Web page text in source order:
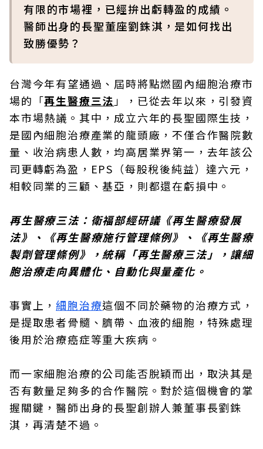
有限的市場裡，已經拚出虧轉盈的成績。
醫師出身的長聖董座劉銖淇，是如何找出
致勝優勢？
台灣今年有望通過、屆時將點燃國內細胞治療市
場的「再生醫療三法 」，已從去年以來，引發資
本市場熱議。其中，成立六年的長聖國際生技，
是國內細胞治療產業的龍頭廠，不僅合作醫院數
量、收治病患人數，均高居業界第一，去年該公
司更轉虧為盈，EPS（每股稅後純益）達六元，
相較同業的三顧、基亞，則都還在虧損中。
再生醫療三法：衛福部經研議《再生醫療發展
法》、《再生醫療施行管理條例》、《再生醫療
製劑管理條例》，統稱「再生醫療三法」，讓細
胞治療走向異體化、自動化與量產化。
事實上，細胞治療這個不同於藥物的治療方式，
是提取患者骨髓、臍帶、血液的細胞，特殊處理
後用於治療癌症等重大疾病。
而一家細胞治療的公司能否脫穎而出，取決其是
否有數量足夠多的合作醫院。對於這個機會的掌
握關鍵，醫師出身的長聖創辦人兼董事長劉銖
淇，再清楚不過。